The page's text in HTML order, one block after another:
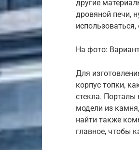
другие
дровяной печи,
На фото:
Для
корпус топки,
стекла. Порталы
модели из
найти также
главное, чтобы